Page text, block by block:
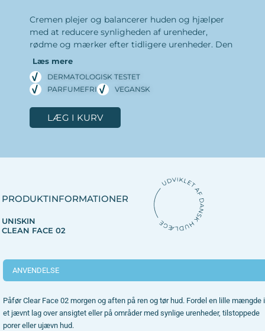
Cremen plejer og balancerer huden og hjælper
med at reducere synligheden af urenheder,
rødme og mærker efter tidligere urenheder. Den
lette konsistens absorberes hurtigt, føles
behagelig på huden og efterlader den mere glat,
ensartet og mindre skinnende.
Clear Face 02 indeholder niacinamid, som
hjælper med at berolige huden, mindske synlig
ren og i balance, mens retinol understøtter en
For ekstra fugt kan UniSkin Acne Serum påføres
Læs mere
DERMATOLOGISK TESTET
PARFUMEFRI
VEGANSK
LÆG I KURV
PRODUKTINFORMATIONER
UNISKIN
CLEAN FACE 02
ANVENDELSE
Påfør Clear Face 02 morgen og aften på ren og tør hud. Fordel en lille mængde i
et jævnt lag over ansigtet eller på områder med synlige urenheder, tilstoppede
porer eller ujævn hud.